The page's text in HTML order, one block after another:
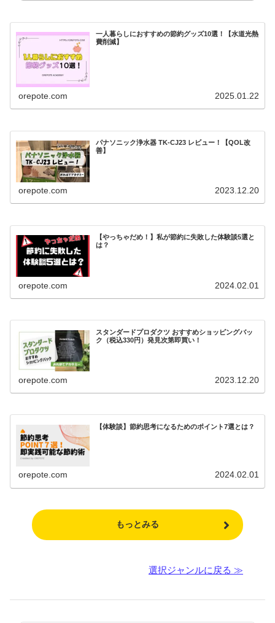
一人暮らしにおすすめの節約グッズ10選！【水道光熱
費削減】
orepote.com 2025.01.22
パナソニック浄水器 TK-CJ23 レビュー！【QOL改
善】
orepote.com 2023.12.20
【やっちゃだめ！】私が節約に失敗した体験談5選と
は？
orepote.com 2024.02.01
スタンダードプロダクツ おすすめショッピングバッ
ク（税込330円）発見次第即買い！
orepote.com 2023.12.20
【体験談】節約思考になるためのポイント7選とは？
orepote.com 2024.02.01
もっとみる
選択ジャンルに戻る ≫